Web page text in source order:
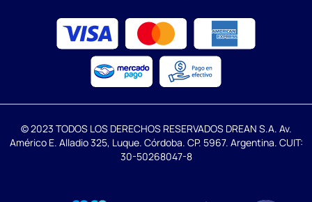
© 2023 TODOS LOS DERECHOS RESERVADOS DREAN S.A. Av.
Américo E. Alladio 325, Luque. Córdoba. CP. 5967. Argentina. CUIT:
30-50268047-8